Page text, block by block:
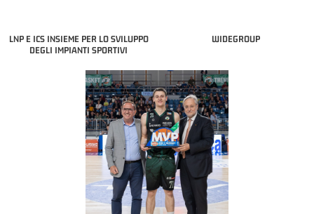
LNP E ICS INSIEME PER LO SVILUPPO
DEGLI IMPIANTI SPORTIVI
WIDEGROUP